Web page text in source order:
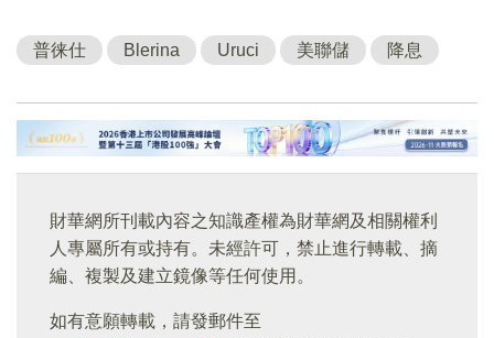
普徕仕 Blerina Uruci 美聯儲 降息
財華網所刊載內容之知識產權為財華網及相關權利
人專屬所有或持有。未經許可，禁止進行轉載、摘
編、複製及建立鏡像等任何使用。
如有意願轉載，請發郵件至